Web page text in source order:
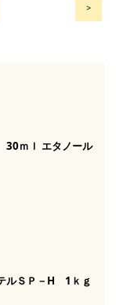
>
ｍｌ エタノール
ルＳＰ－H 1ｋｇ